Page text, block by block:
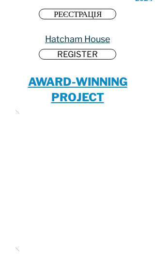
РЕЄСТРАЦІЯ
Hatcham House
REGISTER
AWARD-WINNING
PROJECT